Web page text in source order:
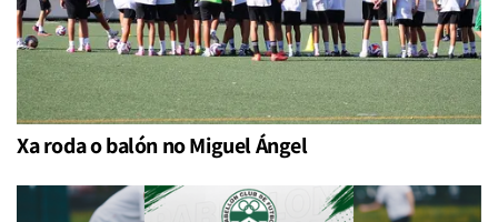
Xa roda o balón no Miguel Ángel